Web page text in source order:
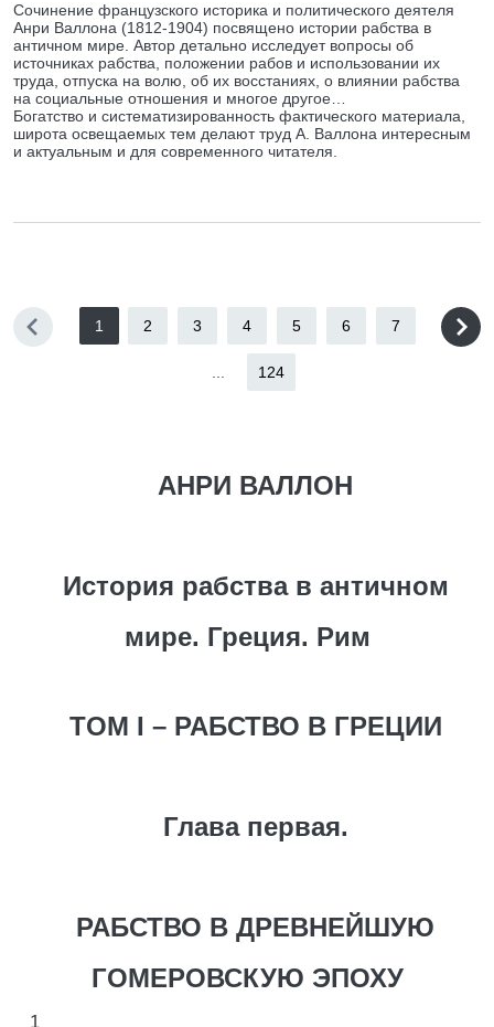
Сочинение французского историка и политического деятеля
Анри Валлона (1812-1904) посвящено истории рабства в
античном мире. Автор детально исследует вопросы об
источниках рабства, положении рабов и использовании их
труда, отпуска на волю, об их восстаниях, о влиянии рабства
на социальные отношения и многое другое…
Богатство и систематизированность фактического материала,
широта освещаемых тем делают труд А. Валлона интересным
и актуальным и для современного читателя.
1 2 3 4 5 6 7
124
АНРИ ВАЛЛОН
История рабства в античном
мире. Греция. Рим
TOM I – РАБСТВО В ГРЕЦИИ
Глава первая.
РАБСТВО В ДРЕВНЕЙШУЮ
ГОМЕРОВСКУЮ ЭПОХУ
1